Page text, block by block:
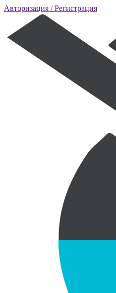
Авторизация / Регистрация